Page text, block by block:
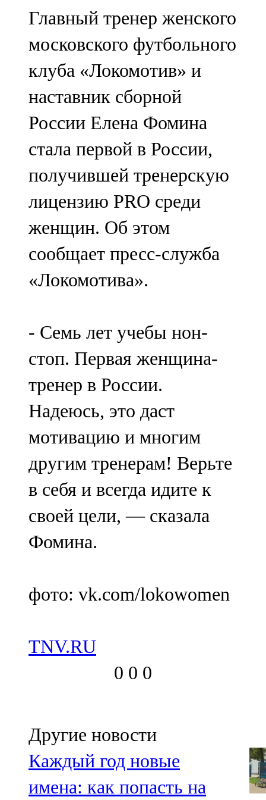
106,2 FM
Минзәлә
107,3 FM
Мөслим
100,0 FM
Нурлат
104,7 FM
Олы Әтнә
71,42 FM
Сарман
107,8 FM
106,1 FM
Түбән Кама
102,6 FM
Чирмешән
107,7 FM
Чистай
103,0 FM
Чүпрәле
91,0 FM
102,3 FM
107,0 FM
Главный тренер женского
московского футбольного
клуба «Локомотив» и
наставник сборной
России Елена Фомина
стала первой в России,
получившей тренерскую
лицензию PRO среди
женщин. Об этом
сообщает пресс-служба
«Локомотива».
- Семь лет учебы нон-
стоп. Первая женщина-
тренер в России.
Надеюсь, это даст
мотивацию и многим
другим тренерам! Верьте
в себя и всегда идите к
своей цели, — сказала
Фомина.
фото: vk.com/lokowomen
TNV.RU
0 0 0
Другие новости
Каждый год новые
имена: как попасть на